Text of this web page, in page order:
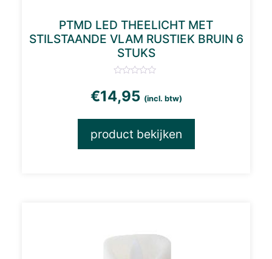
PTMD LED THEELICHT MET
STILSTAANDE VLAM RUSTIEK BRUIN 6
STUKS
€14,95 (incl. btw)
product bekijken